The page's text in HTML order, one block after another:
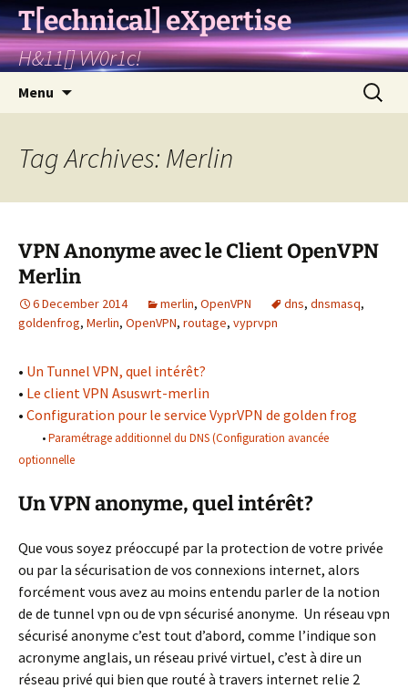
T[echnical] eXpertise
H&11[] VV0r1c!
Menu
Search
for:
Tag Archives: Merlin
VPN Anonyme avec le Client OpenVPN
Merlin
6 December 2014 merlin, OpenVPN dns, dnsmasq,
goldenfrog, Merlin, OpenVPN, routage, vyprvpn
• Un Tunnel VPN, quel intérêt?
• Le client VPN Asuswrt-merlin
• Configuration pour le service VyprVPN de golden frog
•Paramétrage additionnel du DNS (Configuration avancée
optionnelle
Un VPN anonyme, quel intérêt?
Que vous soyez préoccupé par la protection de votre privée
ou par la sécurisation de vos connexions internet, alors
forcément vous avez au moins entendu parler de la notion
de de tunnel vpn ou de vpn sécurisé anonyme. Un réseau vpn
sécurisé anonyme c’est tout d’abord, comme l’indique son
acronyme anglais, un réseau privé virtuel, c’est à dire un
réseau privé qui bien que routé à travers internet relie 2